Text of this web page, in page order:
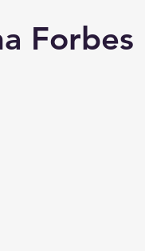
Forbes